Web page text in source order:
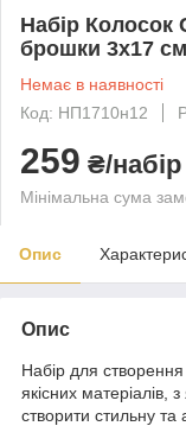
Набір Колосок
брошки 3х17
Немає в наявності
Код: НП1710н12
259 ₴/набір
Мінімальна сума
Опис
Опис
Набір для
якісних матеріалів,
створити стильну та